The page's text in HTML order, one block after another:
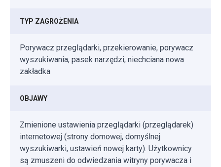
TYP ZAGROŻENIA
Porywacz przeglądarki, przekierowanie, porywacz
wyszukiwania, pasek narzędzi, niechciana nowa
zakładka
OBJAWY
Zmienione ustawienia przeglądarki (przeglądarek)
internetowej (strony domowej, domyślnej
wyszukiwarki, ustawień nowej karty). Użytkownicy
są zmuszeni do odwiedzania witryny porywacza i